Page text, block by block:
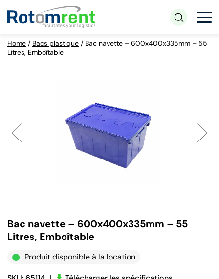
Home / Bacs plastique / Bac navette – 600x400x335mm – 55
Litres, Emboîtable
Bac navette – 600x400x335mm – 55
Litres, Emboîtable
Produit disponible à la location